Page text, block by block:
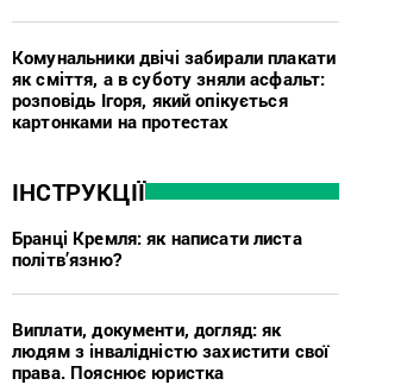
Комунальники двічі забирали плакати
як сміття, а в суботу зняли асфальт:
розповідь Ігоря, який опікується
картонками на протестах
ІНСТРУКЦІЇ
Бранці Кремля: як написати листа
політв’язню?
Виплати, документи, догляд: як
людям з інвалідністю захистити свої
права. Пояснює юристка